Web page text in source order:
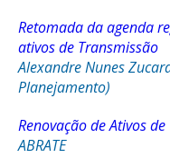
Retomada da agenda
ativos de Transmissão
Alexandre Nunes
Planejamento)
Renovação de Ativos
ABRATE